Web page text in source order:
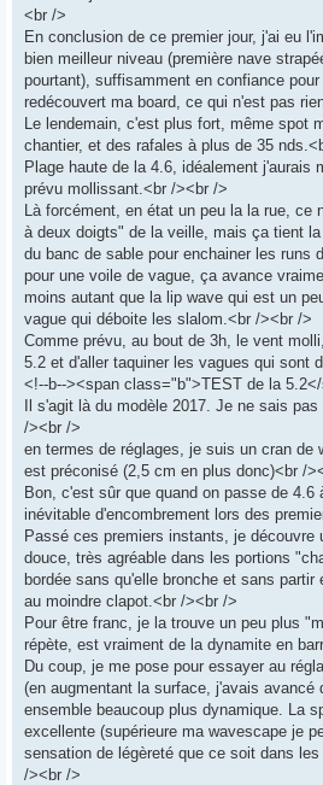
<br />
En conclusion de ce premier jour, j'ai eu
bien meilleur niveau (première nave
pourtant), suffisamment en confiance
redécouvert ma board, ce qui n'est pas
Le lendemain, c'est plus fort, même spot
chantier, et des rafales à plus de 35
Plage haute de la 4.6, idéalement j'aurais
prévu mollissant.<br /><br />
Là forcément, en état un peu la la rue, ce
à deux doigts" de la veille, mais ça tient
du banc de sable pour enchainer les runs
pour une voile de vague, ça avance
moins autant que la lip wave qui est un
vague qui déboite les slalom.<br /><br />
Comme prévu, au bout de 3h, le vent
5.2 et d'aller taquiner les vagues qui sont
<!--b--><span class="b">TEST de la
Il s'agit là du modèle 2017. Je ne sais
/><br />
en termes de réglages, je suis un cran de
est préconisé (2,5 cm en plus donc)<br /
Bon, c'est sûr que quand on passe de 4.6
inévitable d'encombrement lors des
Passé ces premiers instants, je découvre
douce, très agréable dans les portions
bordée sans qu'elle bronche et sans
au moindre clapot.<br /><br />
Pour être franc, je la trouve un peu plus
répète, est vraiment de la dynamite en
Du coup, je me pose pour essayer au
(en augmentant la surface, j'avais avancé
ensemble beaucoup plus dynamique. La
excellente (supérieure ma wavescape je
sensation de légèreté que ce soit dans
/><br />